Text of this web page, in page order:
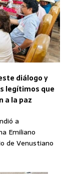
diálogo y
legítimos que
a la paz
a
Emiliano
de Venustiano